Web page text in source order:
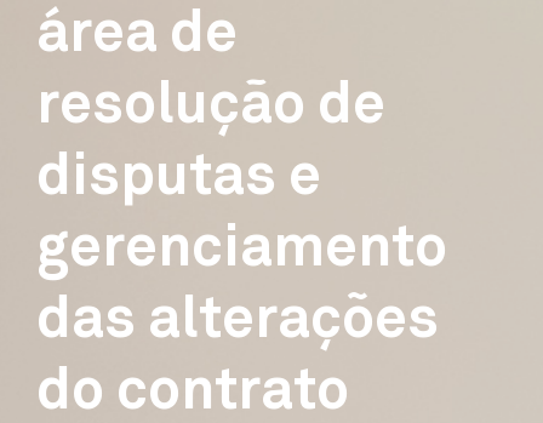
área de
resolução de
disputas e
gerenciamento
das alterações
do contrato